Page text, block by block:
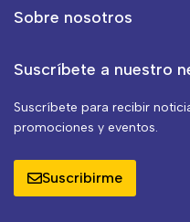
Sobre nosotros
Suscríbete a nuestro
Suscríbete para recibir
promociones y eventos.
Suscribirme